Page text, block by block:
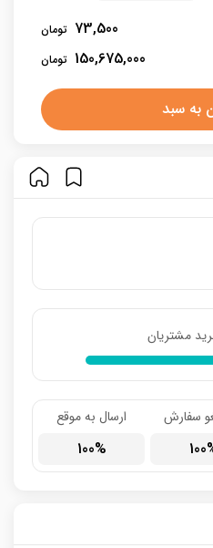
73,500
150,675,000
به سبد
مشتریان
سفارش
100
ارسال به موقع
100